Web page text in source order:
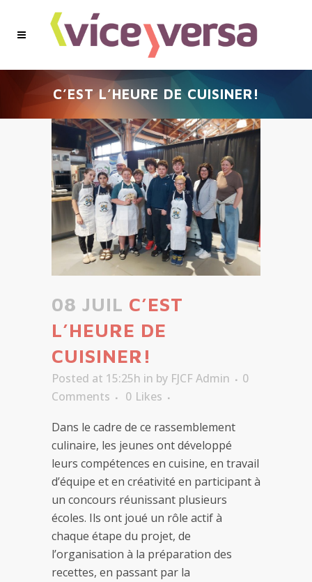
C’EST L’HEURE DE CUISINER!
08 JUIL C’EST
L’HEURE DE
CUISINER!
Posted at 15:25h in by FJCF Admin
0
Comments
0 Likes
Dans le cadre de ce rassemblement
culinaire, les jeunes ont développé
leurs compétences en cuisine, en travail
d’équipe et en créativité en participant à
un concours réunissant plusieurs
écoles. Ils ont joué un rôle actif à
chaque étape du projet, de
l’organisation à la préparation des
recettes, en passant par la